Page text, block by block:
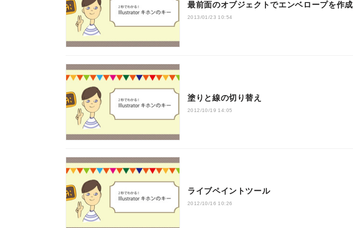
最前面のオブジェクトでエンベロープを作成
2013/01/23 10:54
塗りと線の切り替え
2012/10/19 14:05
ライブペイントツール
2012/10/16 10:26